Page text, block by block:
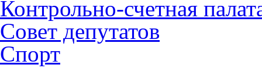
Контрольно-счетная
Совет депутатов
Спорт